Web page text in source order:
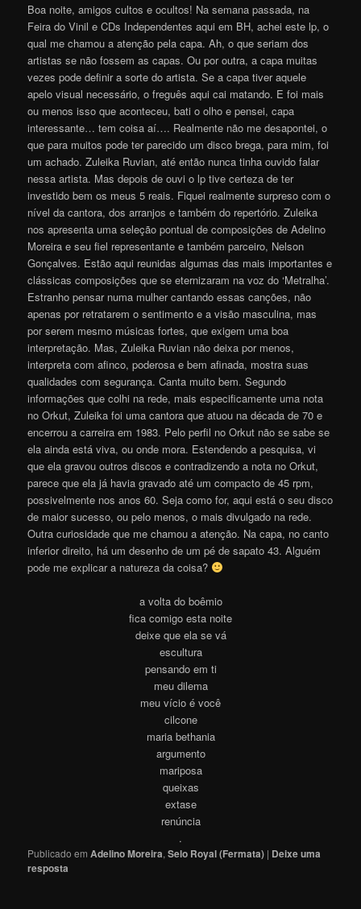
Boa noite, amigos cultos e ocultos! Na semana passada, na
Feira do Vinil e CDs Independentes aqui em BH, achei este lp, o
qual me chamou a atenção pela capa. Ah, o que seriam dos
artistas se não fossem as capas. Ou por outra, a capa muitas
vezes pode definir a sorte do artista. Se a capa tiver aquele
apelo visual necessário, o freguês aqui cai matando. E foi mais
ou menos isso que aconteceu, bati o olho e pensei, capa
interessante… tem coisa aí…. Realmente não me desapontei, o
que para muitos pode ter parecido um disco brega, para mim, foi
um achado. Zuleika Ruvian, até então nunca tinha ouvido falar
nessa artista. Mas depois de ouvi o lp tive certeza de ter
investido bem os meus 5 reais. Fiquei realmente surpreso com o
nível da cantora, dos arranjos e também do repertório. Zuleika
nos apresenta uma seleção pontual de composições de Adelino
Moreira e seu fiel representante e também parceiro, Nelson
Gonçalves. Estão aqui reunidas algumas das mais importantes e
clássicas composições que se eternizaram na voz do ‘Metralha’.
Estranho pensar numa mulher cantando essas canções, não
apenas por retratarem o sentimento e a visão masculina, mas
por serem mesmo músicas fortes, que exigem uma boa
interpretação. Mas, Zuleika Ruvian não deixa por menos,
interpreta com afinco, poderosa e bem afinada, mostra suas
qualidades com segurança. Canta muito bem. Segundo
informações que colhi na rede, mais especificamente uma nota
no Orkut, Zuleika foi uma cantora que atuou na década de 70 e
encerrou a carreira em 1983. Pelo perfil no Orkut não se sabe se
ela ainda está viva, ou onde mora. Estendendo a pesquisa, vi
que ela gravou outros discos e contradizendo a nota no Orkut,
parece que ela já havia gravado até um compacto de 45 rpm,
possivelmente nos anos 60. Seja como for, aqui está o seu disco
de maior sucesso, ou pelo menos, o mais divulgado na rede.
Outra curiosidade que me chamou a atenção. Na capa, no canto
inferior direito, há um desenho de um pé de sapato 43. Alguém
pode me explicar a natureza da coisa?
a volta do boêmio
fica comigo esta noite
deixe que ela se vá
escultura
pensando em ti
meu dilema
meu vício é você
cilcone
maria bethania
argumento
mariposa
queixas
extase
renúncia
.
Publicado em Adelino Moreira,Selo Royal (Fermata) | Deixe uma
resposta